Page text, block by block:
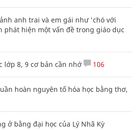
anh trai và em gái như 'chó với
phát hiện một vấn đề trong giáo dục
lớp 8, 9 cơ bản cần nhớ 106
hoàn nguyên tố hóa học bằng thơ,
ở bằng đại học của Lý Nhã Kỳ